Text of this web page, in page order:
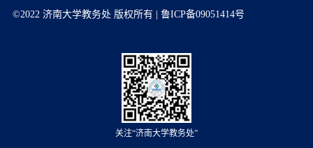
©2022 济南大学教务处 版权所有 | 鲁ICP备09051414号
关注“济南大学教务处”